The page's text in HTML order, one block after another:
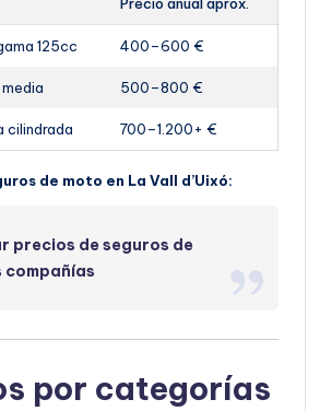
125cc 400–600 €
500–800 €
cilindrada 700–1.200+ €
de moto en La Vall d’Uixó:
precios de seguros de
compañías
por categorías